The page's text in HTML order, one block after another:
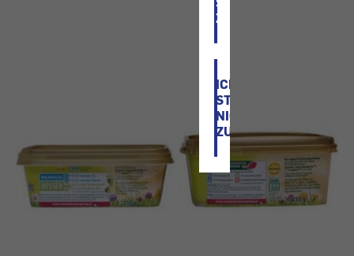
ZU
ICH
STIMME
NICHT
ZU